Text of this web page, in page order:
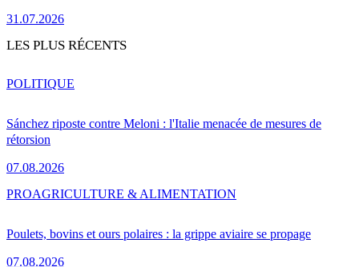
31.07.2026
LES PLUS RÉCENTS
Sánchez riposte contre Meloni : l'Italie menacée de mesures de
rétorsion
07.08.2026
POLITIQUE
Poulets, bovins et ours polaires : la grippe aviaire se propage
07.08.2026
PROAGRICULTURE & ALIMENTATION